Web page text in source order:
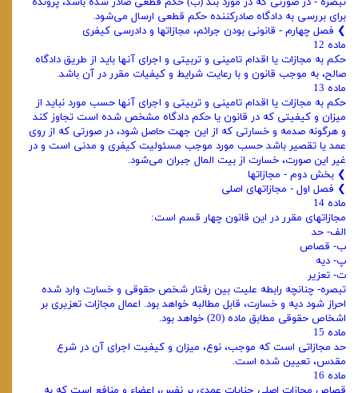
برای بررسی به دادگاه صادرکننده حکم قطعی ارسال می‌شود.
❯ فصل چهارم - قانونی بودن جرائم، مجازاتها و دادرسی کیفری
ماده 12
حکم به مجازات یا اقدام تامینی و تربیتی و اجرای آنها باید از طریق دادگاه
صالح، به موجب قانون و با رعایت شرایط و کیفیات مقرر در آن باشد.
ماده 13
حکم به مجازات یا اقدام تامینی و تربیتی و اجرای آنها حسب مورد نباید از
میزان و کیفیتی که در قانون یا حکم دادگاه مشخص شده است تجاوز کند
و هرگونه صدمه و خسارتی که از این جهت حاصل شود، در صورتی که از روی
عمد یا تقصیر باشد حسب مورد موجب مسئولیت کیفری و مدنی است و در
غیر این صورت، خسارت از بیت المال جبران می‌شود.
❯ بخش دوم - مجازاتها
❯ فصل اول - مجازاتهای اصلی
ماده 14
مجازاتهای مقرر در این قانون چهار قسم است:
الف- حد
ب- قصاص
پ- دیه
ت- تعزیر
تبصره- چنانچه رابطه علیت بین رفتار شخص حقوقی و خسارت وارد شده
احراز شود دیه و خسارت، قابل مطالبه خواهد بود. اعمال مجازات تعزیری بر
اشخاص حقوقی مطابق ماده (20) خواهد بود.
ماده 15
حد مجازاتی است که موجب، نوع، میزان و کیفیت اجرای آن در شرع
مقدس، تعیین شده است.
ماده 16